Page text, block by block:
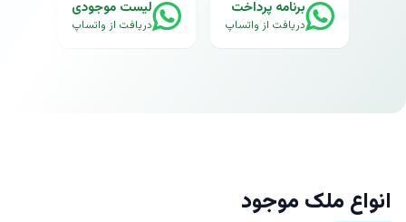
برنامه پرداخت
دریافت از واتساپ
لیست موجودی
دریافت از واتساپ
انواع ملک موجود